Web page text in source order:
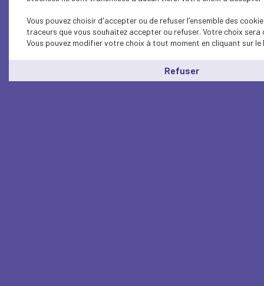
Vous pouvez choisir d'accepter ou de refuser l'ensemble des
traceurs que vous souhaitez accepter ou refuser. Votre choix
Vous pouvez modifier votre choix à tout moment en cliquant sur le
Refuser